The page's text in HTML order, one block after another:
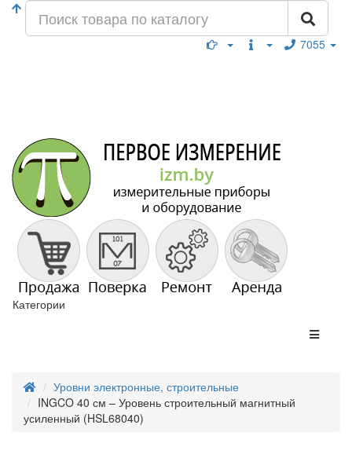
7055
Категории
Уровни электронные, строительные
INGCO 40 см – Уровень строительный магнитный
усиленный (HSL68040)